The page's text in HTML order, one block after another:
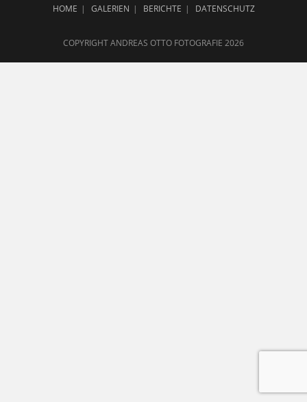
HOME GALERIEN BERICHTE DATENSCHUTZ
COPYRIGHT ANDREAS OTTO FOTOGRAFIE 2026